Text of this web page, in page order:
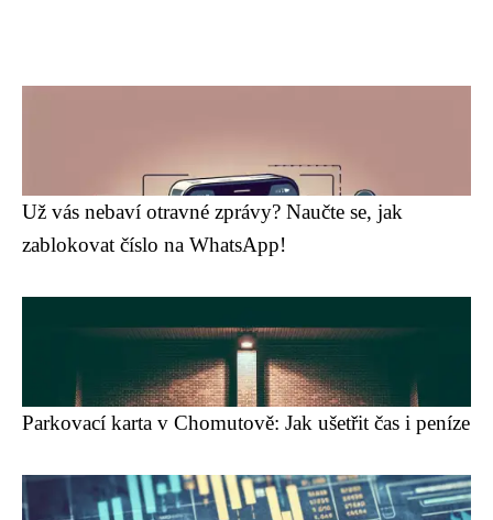
Už vás nebaví otravné zprávy? Naučte se, jak
zablokovat číslo na WhatsApp!
Parkovací karta v Chomutově: Jak ušetřit čas i peníze